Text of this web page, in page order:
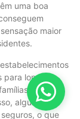
uma boa
maior
longas
que
algumas
o que